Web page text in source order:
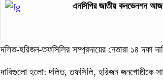
এনসিপির জাতীয় কনভেনশন আজ
দলিত-হরিজন-তফসিলির সম্প্রদায়ের নেতারা ১৪ দফা
দাবিগুলো হলো: দলিত, তফসিলি, হরিজন জনগোষ্ঠীকে